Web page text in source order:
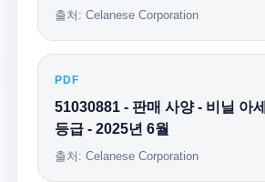
출처: Celanese Corporation
PDF
51030881 - 판매 사양 - 비닐 아
등급 - 2025년 6월
출처: Celanese Corporation